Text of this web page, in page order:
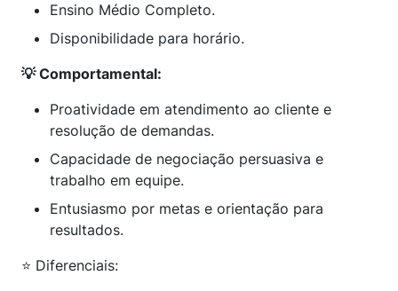
Ensino Médio Completo.
Disponibilidade para horário.
💡 Comportamental:
Proatividade em atendimento ao cliente e
resolução de demandas.
Capacidade de negociação persuasiva e
trabalho em equipe.
Entusiasmo por metas e orientação para
resultados.
⭐ Diferenciais: